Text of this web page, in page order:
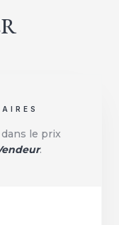
le prix
.